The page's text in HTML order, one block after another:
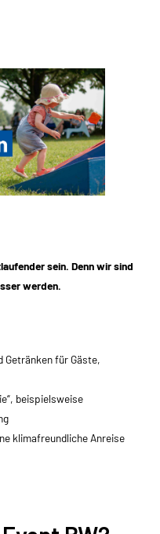
sein. Denn wir sind
werden.
Getränken für Gäste,
beispielsweise
klimafreundliche Anreise